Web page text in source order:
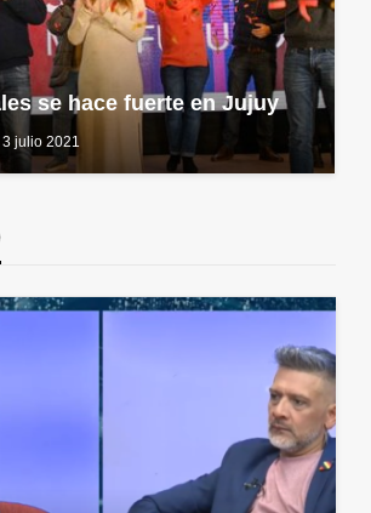
se hace fuerte en Jujuy
3 julio 2021